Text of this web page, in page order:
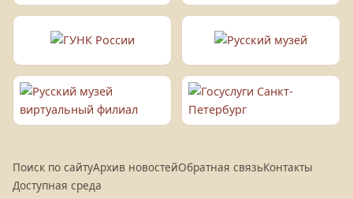
Поиск по сайтуАрхив новостейОбратная связьКонтакты
Доступная среда